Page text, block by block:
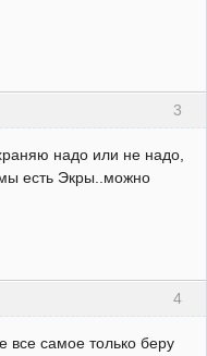
3
надо или не надо,
есть Экры..можно
4
все самое только беру